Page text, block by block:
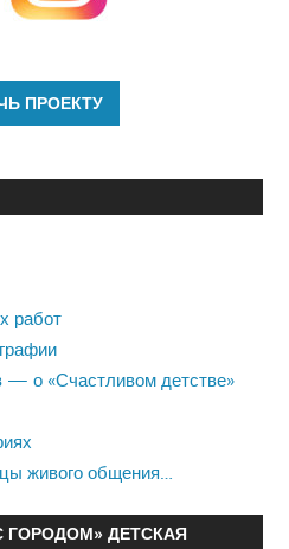
работ
— о «Счастливом детстве»
живого общения…
ГОРОДОМ» ДЕТСКАЯ